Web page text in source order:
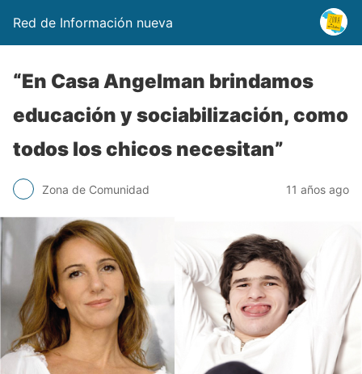
Red de Información nueva
“En Casa Angelman brindamos
educación y sociabilización, como
todos los chicos necesitan”
Zona de Comunidad 11 años ago